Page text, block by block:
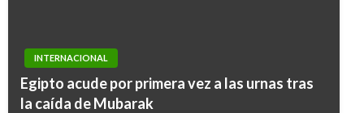
INTERNACIONAL
Egipto acude por primera vez a las urnas tras
la caída de Mubarak